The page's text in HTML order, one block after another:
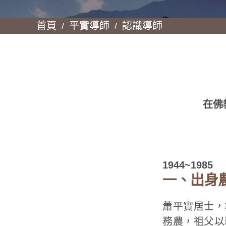
首頁 平實導師 認識導師
在佛
1944~1985
一、出身
蕭平實居士
務農，祖父